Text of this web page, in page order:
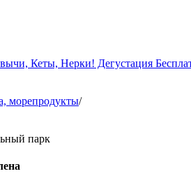
Кеты, Нерки! Дегустация
морепродукты/
парк